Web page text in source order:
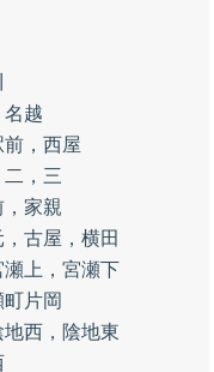
名越
前，西屋
二，三
，家親
古屋，横田
瀬上，宮瀬下
町片岡
地西，陰地東